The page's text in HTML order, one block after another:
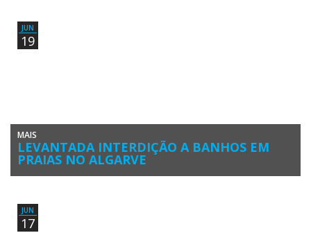
JUN
19
MAIS
LEVANTADA INTERDIÇÃO A BANHOS EM
PRAIAS NO ALGARVE
A Agência Portuguesa do Ambiente anunciou esta quarta-feira, 19 de
JUN
17